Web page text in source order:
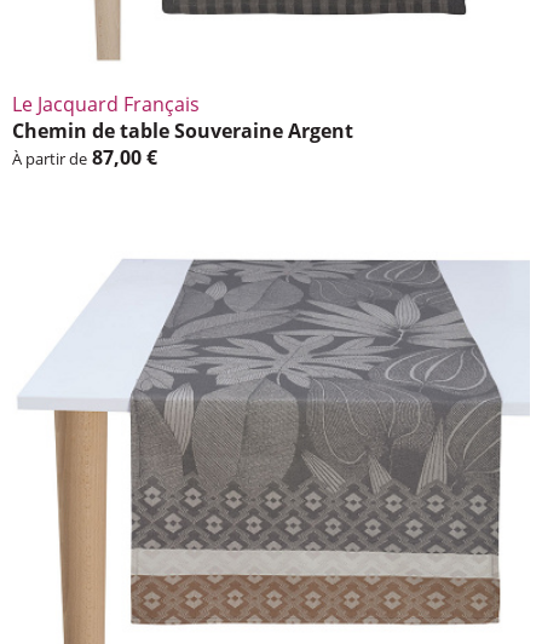
Le Jacquard Français
Chemin de table Souve­raine Argent
À partir de 87,00 €